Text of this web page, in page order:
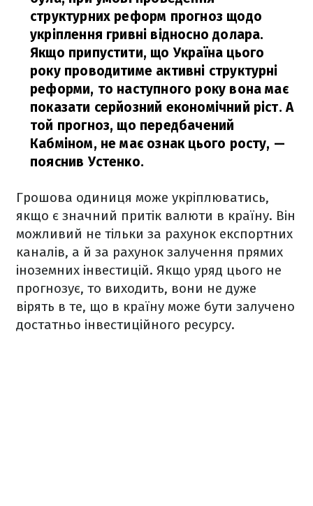
структурних реформ прогноз щодо
укріплення гривні відносно долара.
Якщо припустити, що Україна цього
року проводитиме активні структурні
реформи, то наступного року вона має
показати серйозний економічний ріст. А
той прогноз, що передбачений
Кабміном, не має ознак цього росту, —
пояснив Устенко.
Грошова одиниця може укріплюватись,
якщо є значний притік валюти в країну. Він
можливий не тільки за рахунок експортних
каналів, а й за рахунок залучення прямих
іноземних інвестицій. Якщо уряд цього не
прогнозує, то виходить, вони не дуже
вірять в те, що в країну може бути залучено
достатньо інвестиційного ресурсу.